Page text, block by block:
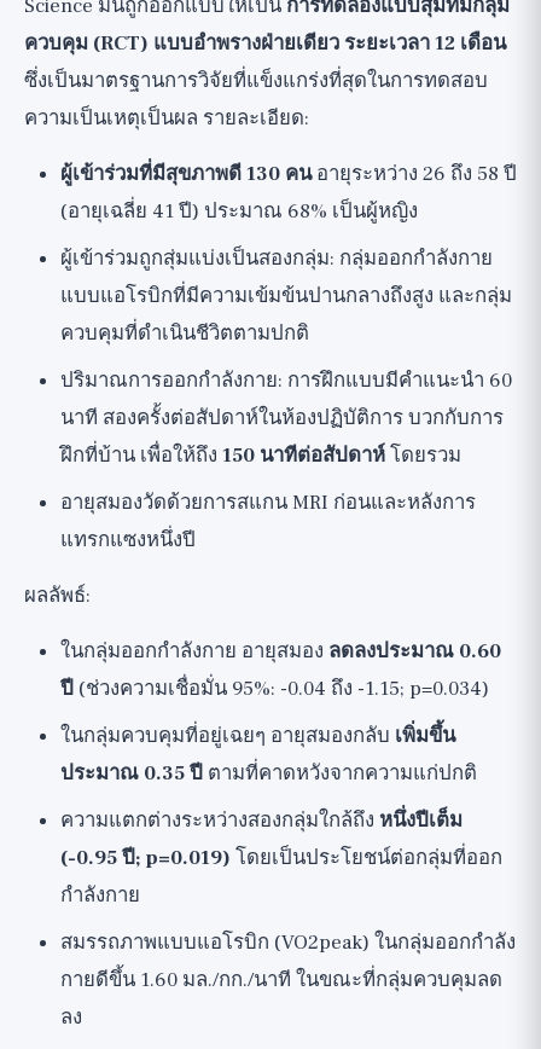
Science มันถูกออกแบบให้เป็น การทดลองแบบสุ่มที่มีกลุ่ม
ควบคุม (RCT) แบบอำพรางฝ่ายเดียว ระยะเวลา 12 เดือน
ซึ่งเป็นมาตรฐานการวิจัยที่แข็งแกร่งที่สุดในการทดสอบ
ความเป็นเหตุเป็นผล รายละเอียด:
ผู้เข้าร่วมที่มีสุขภาพดี 130 คนอายุระหว่าง 26 ถึง 58 ปี
(อายุเฉลี่ย 41 ปี) ประมาณ 68% เป็นผู้หญิง
ผู้เข้าร่วมถูกสุ่มแบ่งเป็นสองกลุ่ม: กลุ่มออกกำลังกาย
แบบแอโรบิกที่มีความเข้มข้นปานกลางถึงสูง และกลุ่ม
ควบคุมที่ดำเนินชีวิตตามปกติ
ปริมาณการออกกำลังกาย: การฝึกแบบมีคำแนะนำ 60
นาที สองครั้งต่อสัปดาห์ในห้องปฏิบัติการ บวกกับการ
ฝึกที่บ้าน เพื่อให้ถึง 150 นาทีต่อสัปดาห์โดยรวม
อายุสมองวัดด้วยการสแกน MRI ก่อนและหลังการ
แทรกแซงหนึ่งปี
ผลลัพธ์:
ในกลุ่มออกกำลังกาย อายุสมอง ลดลงประมาณ 0.60
ปี (ช่วงความเชื่อมั่น 95%: -0.04 ถึง -1.15; p=0.034)
ในกลุ่มควบคุมที่อยู่เฉยๆ อายุสมองกลับ เพิ่มขึ้น
ประมาณ 0.35 ปี ตามที่คาดหวังจากความแก่ปกติ
ความแตกต่างระหว่างสองกลุ่มใกล้ถึง หนึ่งปีเต็ม
(-0.95 ปี; p=0.019) โดยเป็นประโยชน์ต่อกลุ่มที่ออก
กำลังกาย
สมรรถภาพแบบแอโรบิก (VO2peak) ในกลุ่มออกกำลัง
กายดีขึ้น 1.60 มล./กก./นาที ในขณะที่กลุ่มควบคุมลด
ลง